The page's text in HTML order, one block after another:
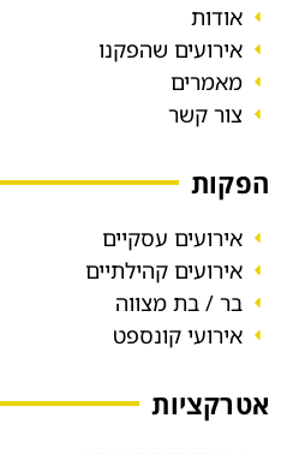
אודות
אירועים שהפקנו
מאמרים
צור קשר
הפקות
אירועים עסקיים
אירועים קהילתיים
בר / בת מצווה
אירועי קונספט
אטרקציות